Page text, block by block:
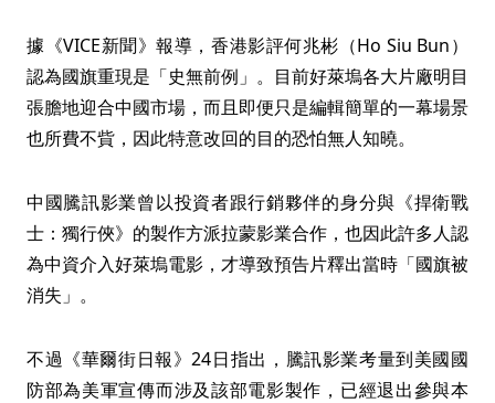
據《VICE新聞》報導，香港影評何兆彬（Ho Siu Bun）
認為國旗重現是「史無前例」。目前好萊塢各大片廠明目
張膽地迎合中國市場，而且即便只是編輯簡單的一幕場景
也所費不貲，因此特意改回的目的恐怕無人知曉。
中國騰訊影業曾以投資者跟行銷夥伴的身分與《捍衛戰
士：獨行俠》的製作方派拉蒙影業合作，也因此許多人認
為中資介入好萊塢電影，才導致預告片釋出當時「國旗被
消失」。
不過《華爾街日報》24日指出，騰訊影業考量到美國國
防部為美軍宣傳而涉及該部電影製作，已經退出參與本